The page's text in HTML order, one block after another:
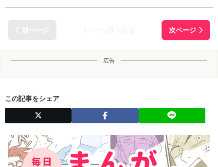
広告
この記事をシェア